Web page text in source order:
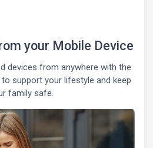
your Mobile Device
devices from anywhere with the
to support your lifestyle and keep
family safe.